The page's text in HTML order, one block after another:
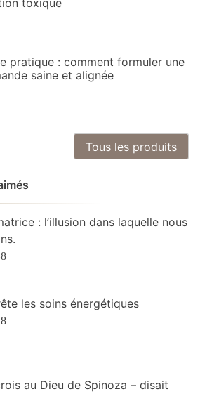
toxique
pratique : comment formuler une
saine et alignée
Tous les produits
: l’illusion dans laquelle nous
les soins énergétiques
au Dieu de Spinoza – disait